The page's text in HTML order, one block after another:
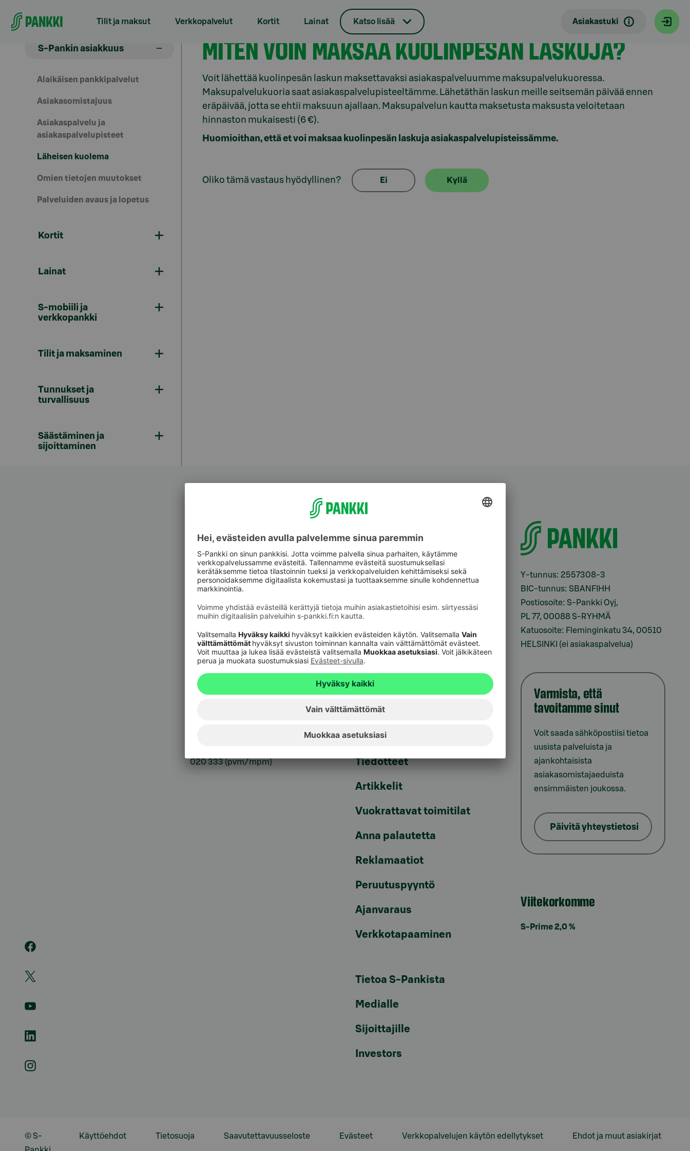
Tilit ja maksut Verkkopalvelut Kortit Lainat Katso lisää Asiakastuki
S-Pankin asiakkuus
Alaikäisen pankkipalvelut
Asiakasomistajuus
Asiakaspalvelu ja
asiakaspalvelupisteet
Läheisen kuolema
Omien tietojen muutokset
Palveluiden avaus ja lopetus
Kortit
Lainat
S-mobiili ja
verkkopankki
Tilit ja maksaminen
Tunnukset ja
turvallisuus
Säästäminen ja
sijoittaminen
MITEN VOIN MAKSAA KUOLINPESÄN LASKUJA?
Voit lähettää kuolinpesän laskun maksettavaksi asiakaspalveluumme maksupalvelukuoressa.
Maksupalvelukuoria saat asiakaspalvelupisteeltämme. Lähetäthän laskun meille seitsemän päivää ennen
eräpäivää, jotta se ehtii maksuun ajallaan. Maksupalvelun kautta maksetusta maksusta veloitetaan
hinnaston mukaisesti (6 €).
Huomioithan, että et voi maksaa kuolinpesän laskuja asiakaspalvelupisteissämme.
Oliko tämä vastaus hyödyllinen? Ei Kyllä
Asiakastuki
Pankkitunnusten
sulkupalvelu 24h
09 6964 6820(pvm/mpm)
Korttien sulkupalvelu 24h
020 333 (pvm/mpm)
Päivitä asiakastietosi
verkkopankkitunnuksesi
Tule asiakkaaksi
Palveluhinnasto
Usein kysyttyä
Turvallinen pankkiasiointi
Rahastojen arvot
Tiedotteet
Artikkelit
Vuokrattavat toimitilat
Anna palautetta
Reklamaatiot
Peruutuspyyntö
Ajanvaraus
Verkkotapaaminen
Tietoa S-Pankista
Medialle
Sijoittajille
Investors
Y-tunnus: 2557308-3
BIC-tunnus: SBANFIHH
Postiosoite: S-Pankki Oyj,
PL 77, 00088 S-RYHMÄ
Katuosoite: Fleminginkatu 34, 00510
HELSINKI (ei asiakaspalvelua)
Varmista, että
tavoitamme sinut
Voit saada sähköpostiisi tietoa
uusista palveluista ja
ajankohtaisista
asiakasomistajaeduista
ensimmäisten joukossa.
Päivitä yhteystietosi
Viitekorkomme
S-Prime 2,0 %
Käyttöehdot Tietosuoja Saavutettavuusseloste Evästeet Verkkopalvelujen käytön edellytykset Ehdot ja muut asiakirjat
© S-